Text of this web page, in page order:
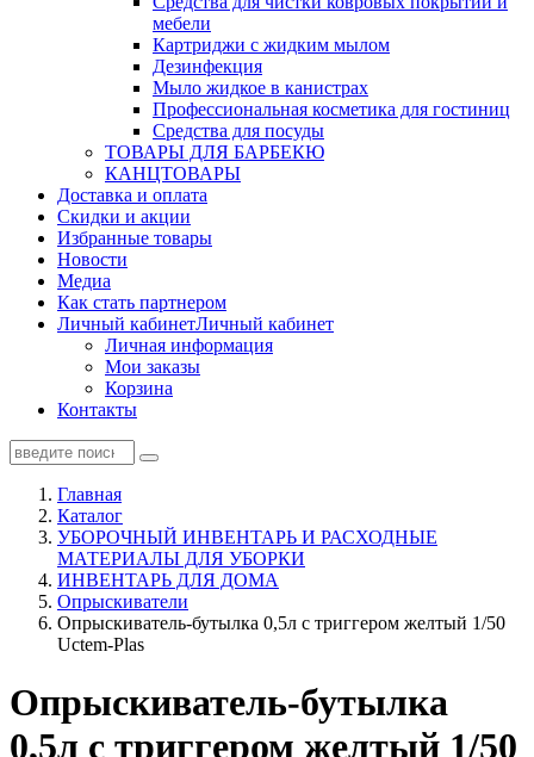
мебели
Картриджи с жидким мылом
Дезинфекция
Мыло жидкое в канистрах
Профессиональная косметика для гостиниц
Средства для посуды
ТОВАРЫ ДЛЯ БАРБЕКЮ
КАНЦТОВАРЫ
Доставка и оплата
Скидки и акции
Избранные товары
Новости
Медиа
Как стать партнером
Личный кабинетЛичный кабинет
Личная информация
Мои заказы
Корзина
Контакты
Главная
Каталог
УБОРОЧНЫЙ ИНВЕНТАРЬ И РАСХОДНЫЕ
МАТЕРИАЛЫ ДЛЯ УБОРКИ
ИНВЕНТАРЬ ДЛЯ ДОМА
Опрыскиватели
Опрыскиватель-бутылка 0,5л с триггером желтый 1/50
Uctem-Plas
Опрыскиватель-бутылка
0,5л с триггером желтый 1/50